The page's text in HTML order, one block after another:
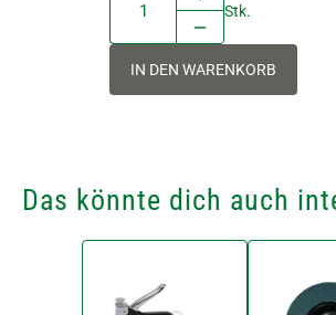
Stk.
IN DEN WARENKORB
Das könnte dich auch